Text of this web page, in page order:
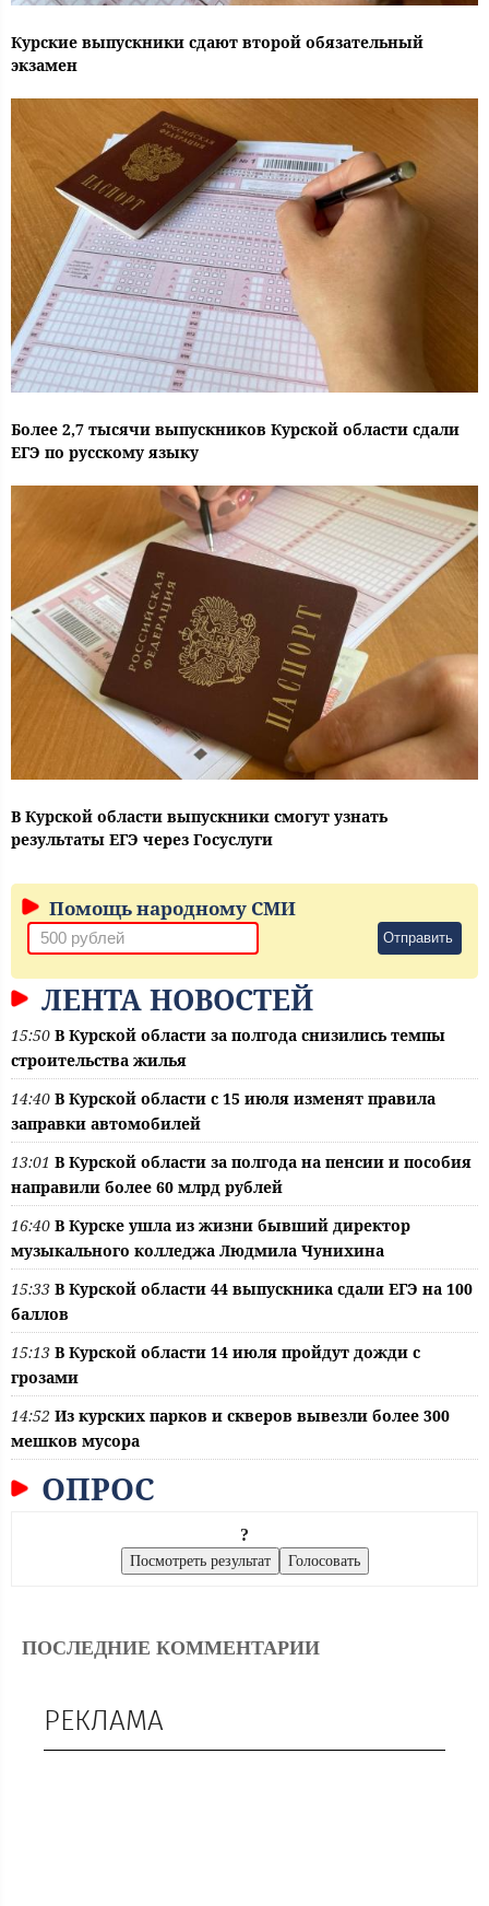
Курские выпускники сдают второй обязательный
экзамен
Более 2,7 тысячи выпускников Курской области сдали
ЕГЭ по русскому языку
В Курской области выпускники смогут узнать
результаты ЕГЭ через Госуслуги
Помощь народному СМИ
Отправить
ЛЕНТА НОВОСТЕЙ
15:50 В Курской области за полгода снизились темпы
строительства жилья
14:40 В Курской области с 15 июля изменят правила
заправки автомобилей
13:01 В Курской области за полгода на пенсии и пособия
направили более 60 млрд рублей
16:40 В Курске ушла из жизни бывший директор
музыкального колледжа Людмила Чунихина
15:33 В Курской области 44 выпускника сдали ЕГЭ на 100
баллов
15:13 В Курской области 14 июля пройдут дожди с
грозами
14:52 Из курских парков и скверов вывезли более 300
мешков мусора
ОПРОС
?
ПОСЛЕДНИЕ КОММЕНТАРИИ
РЕКЛАМА